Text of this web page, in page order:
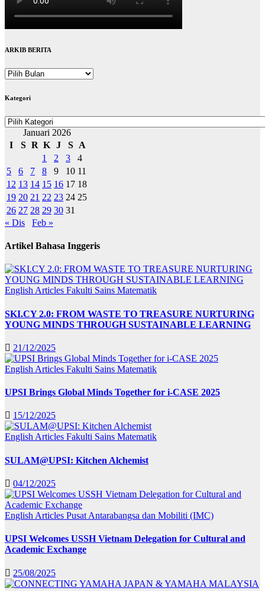
ARKIB BERITA
ARKIB
Kategori
Kategori
Januari 2026
I
S R K J S
A
1
2 3
4
5
6 7 8 9 10 11
12 13 14 15 16 17 18
19 20 21 22 23 24 25
26 27 28 29 30 31
« Dis
Feb »
Artikel Bahasa Inggeris
English Articles Fakulti Sains Matematik
SKI.CY 2.0: FROM WASTE TO TREASURE NURTURING
YOUNG MINDS THROUGH SUSTAINABLE LEARNING
21/12/2025
English Articles Fakulti Sains Matematik
UPSI Brings Global Minds Together for i-CASE 2025
15/12/2025
English Articles Fakulti Sains Matematik
SULAM@UPSI: Kitchen Alchemist
04/12/2025
English Articles Pusat Antarabangsa dan Mobiliti (IMC)
UPSI Welcomes USSH Vietnam Delegation for Cultural and
Academic Exchange
25/08/2025